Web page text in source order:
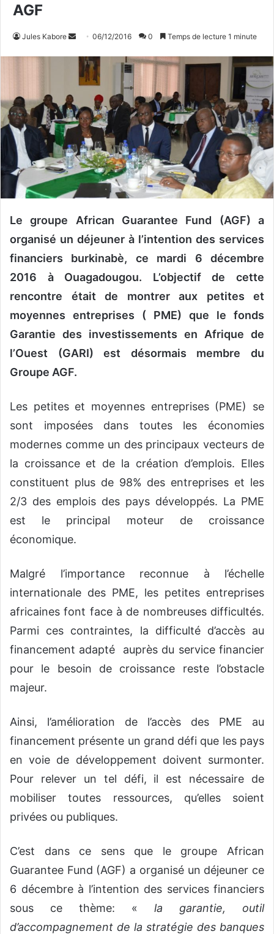
AGF
Jules Kabore
o
e
r
n
c
o
u
r
i
e
06/12/2016 0 Temps de lecture 1 minute
Le groupe African Guarantee Fund (AGF) a
organisé un déjeuner à l’intention des services
financiers burkinabè, ce mardi 6 décembre
2016 à Ouagadougou. L’objectif de cette
rencontre était de montrer aux petites et
moyennes entreprises ( PME) que le fonds
Garantie des investissements en Afrique de
l’Ouest (GARI) est désormais membre du
Groupe AGF.
Les petites et moyennes entreprises (PME) se
sont imposées dans toutes les économies
modernes comme un des principaux vecteurs de
la croissance et de la création d’emplois. Elles
constituent plus de 98% des entreprises et les
2/3 des emplois des pays développés. La PME
est le principal moteur de croissance
économique.
Malgré l’importance reconnue à l’échelle
internationale des PME, les petites entreprises
africaines font face à de nombreuses difficultés.
Parmi ces contraintes, la difficulté d’accès au
financement adapté auprès du service financier
pour le besoin de croissance reste l’obstacle
majeur.
Ainsi, l’amélioration de l’accès des PME au
financement présente un grand défi que les pays
en voie de développement doivent surmonter.
Pour relever un tel défi, il est nécessaire de
mobiliser toutes ressources, qu’elles soient
privées ou publiques.
C’est dans ce sens que le groupe African
Guarantee Fund (AGF) a organisé un déjeuner ce
6 décembre à l’intention des services financiers
sous ce thème: « la garantie, outil
d’accompagnement de la stratégie des banques